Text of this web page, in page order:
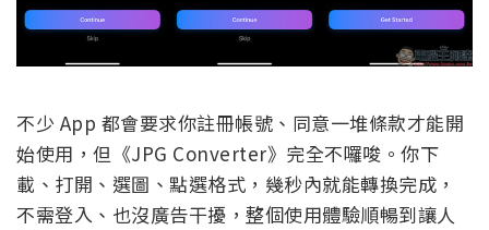
不少 App 都會要求你註冊帳號、同意一堆條款才能開
始使用，但《JPG Converter》完全不囉唆。你下
載、打開、選圖、點選格式，幾秒內就能轉換完成，
不需登入、也沒廣告干擾，整個使用體驗順暢到讓人